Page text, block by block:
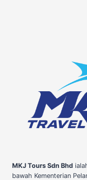
MKJ Tours Sdn Bhd
bawah Kementerian